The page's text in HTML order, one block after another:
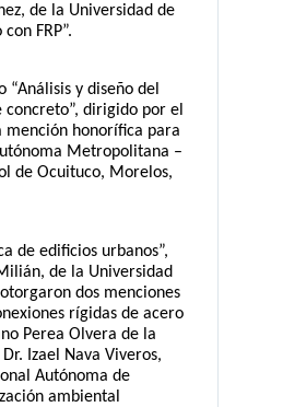
de la Universidad de
FRP”.
y diseño del
dirigido por el
mención honorífica para
Metropolitana –
de Ocuituco, Morelos,
de edificios urbanos”,
de la Universidad
dos menciones
rígidas de acero
Perea Olvera de la
Izael Nava Viveros,
Autónoma de
ambiental